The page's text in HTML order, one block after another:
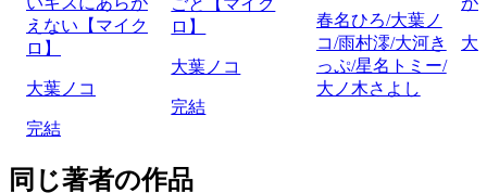
えない【マイク
ロ】
大葉ノコ
完結
ロ】
大葉ノコ
完結
春名ひろ/大葉ノ
コ/雨村澪/大河き
っぷ/星名トミー/
大ノ木さよし
大
同じ著者の作品